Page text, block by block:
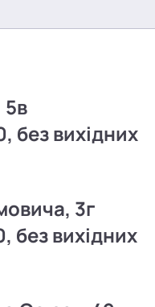
5в
без вихідних
3г
без вихідних